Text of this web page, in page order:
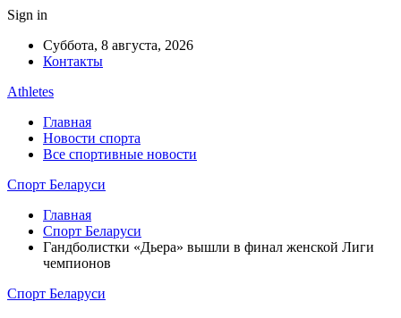
Sign in
Суббота, 8 августа, 2026
Контакты
Athletes
Главная
Новости спорта
Все спортивные новости
Спорт Беларуси
Главная
Спорт Беларуси
Гандболистки «Дьера» вышли в финал женской Лиги
чемпионов
Спорт Беларуси